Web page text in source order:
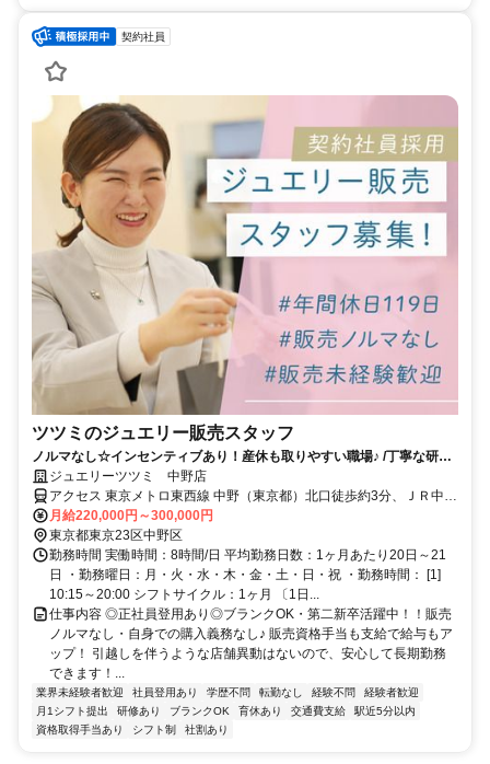
契約社員
ツツミのジュエリー販売スタッフ
ノルマなし☆インセンティブあり！産休も取りやすい職場♪ /丁寧な研修
あります
ジュエリーツツミ 中野店
アクセス 東京メトロ東西線 中野（東京都）北口徒歩約3分、ＪＲ中央
本線 中野（東京都）北口徒歩約3分
月給220,000円～300,000円
東京都東京23区中野区
勤務時間 実働時間：8時間/日 平均勤務日数：1ヶ月あたり20日～21
日 ・勤務曜日：月・火・水・木・金・土・日・祝 ・勤務時間： [1]
10:15～20:00 シフトサイクル：1ヶ月 〔1日...
仕事内容 ◎正社員登用あり◎ブランクOK・第二新卒活躍中！！販売
ノルマなし・自身での購入義務なし♪ 販売資格手当も支給で給与もア
ップ！ 引越しを伴うような店舗異動はないので、安心して長期勤務
できます！...
業界未経験者歓迎 社員登用あり 学歴不問 転勤なし 経験不問
経験者歓迎
月1シフト提出
研修あり ブランクOK 育休あり 交通費支給
駅近5分以内
資格取得手当あり
シフト制 社割あり